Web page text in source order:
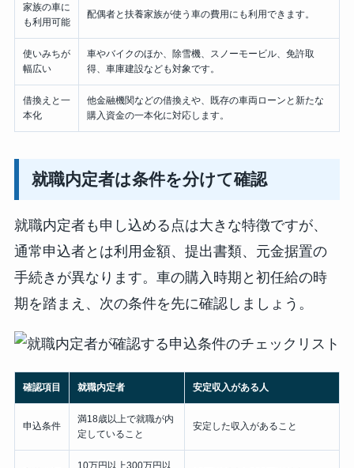
家族の車に
も利用可能
配偶者と扶養家族が使う車の費用にも利用できます。
使いみちが
幅広い
車やバイクのほか、除雪機、スノーモービル、免許取
得、車庫建設なども対象です。
借換えと一
本化
他金融機関などの借換えや、既存の車両ローンと新たな
購入資金の一本化に対応します。
就職内定者は条件を分けて確認
就職内定者も申し込める点は大きな特徴ですが、
通常申込者とは利用金額、提出書類、元金据置の
手続きが異なります。車の購入時期と初任給の時
期を踏まえ、次の条件を先に確認しましょう。
確認項目 就職内定者 安定収入がある人
申込条件
満18歳以上で就職が内
定していること
安定した収入があること
10万円以上300万円以